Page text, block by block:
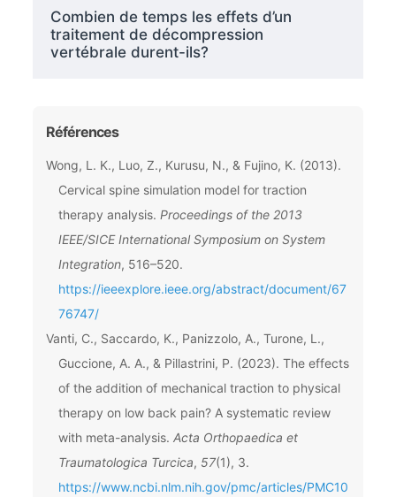
Combien de temps les effets d’un
traitement de décompression
vertébrale durent-ils?
Références
Wong, L. K., Luo, Z., Kurusu, N., & Fujino, K. (2013).
Cervical spine simulation model for traction
therapy analysis. Proceedings of the 2013
IEEE/SICE International Symposium on System
Integration, 516–520.
https://ieeexplore.ieee.org/abstract/document/67
76747/
Vanti, C., Saccardo, K., Panizzolo, A., Turone, L.,
Guccione, A. A., & Pillastrini, P. (2023). The effects
of the addition of mechanical traction to physical
therapy on low back pain? A systematic review
with meta-analysis. Acta Orthopaedica et
Traumatologica Turcica, 57(1), 3.
https://www.ncbi.nlm.nih.gov/pmc/articles/PMC10